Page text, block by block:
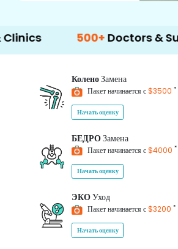
500+ Doctors & Surgeons
КоленоЗамена
Пакет начинается с$3500 *
Начать оценку
БЕДРОЗамена
Пакет начинается с$4000 *
Начать оценку
ЭКОУход
Пакет начинается с$3200 *
Начать оценку